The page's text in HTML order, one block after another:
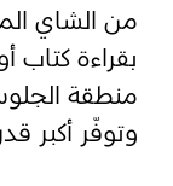
من الشاي
بقراءة كتاب
منطقة
وتوفّر أكبر